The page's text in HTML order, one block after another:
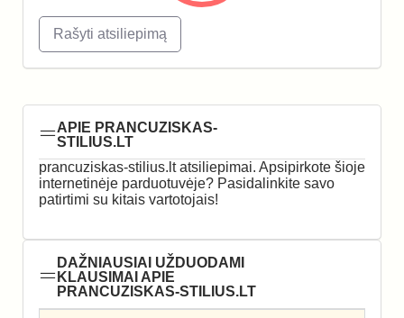
Rašyti atsiliepimą
APIE PRANCUZISKAS-
STILIUS.LT
prancuziskas-stilius.lt atsiliepimai. Apsipirkote šioje
internetinėje parduotuvėje? Pasidalinkite savo
patirtimi su kitais vartotojais!
DAŽNIAUSIAI UŽDUODAMI
KLAUSIMAI APIE
PRANCUZISKAS-STILIUS.LT